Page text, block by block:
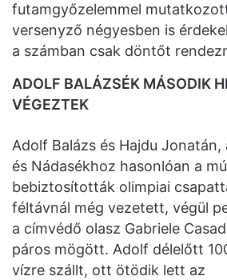
futamgyőzelemmel
versenyző négyesben is
a számban csak döntőt
ADOLF BALÁZSÉK MÁSODIK
VÉGEZTEK
Adolf Balázs és Hajdu Jonatán,
és Nádasékhoz hasonlóan a
bebiztosították olimpiai
féltávnál még vezetett, végül
a címvédő olasz Gabriele
páros mögött. Adolf délelőtt
vízre szállt, ott ötödik lett az